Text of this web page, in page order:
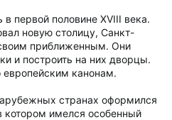
первой половине XVIII века.
новую столицу, Санкт-
приближенным. Они
и построить на них дворцы.
европейским канонам.
странах оформился
котором имелся особенный